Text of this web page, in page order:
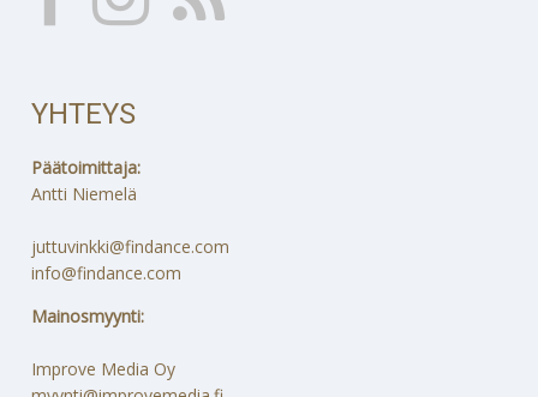
YHTEYS
Päätoimittaja:
Antti Niemelä
juttuvinkki@findance.com
info@findance.com
Mainosmyynti:
Improve Media Oy